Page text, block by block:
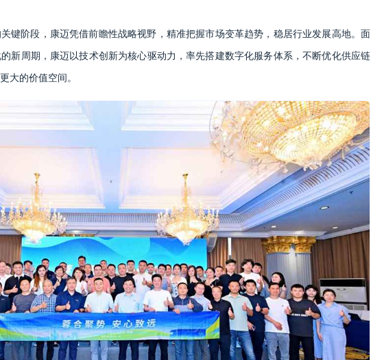
键阶段，康迈凭借前瞻性战略视野，精准把握市场变革趋势，稳居行业发展高地。面
新周期，康迈以技术创新为核心驱动力，率先搭建数字化服务体系，不断优化供应链
大的价值空间。